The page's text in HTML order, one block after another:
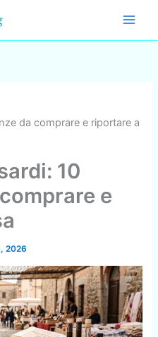
da comprare e riportare a
10
e
2026